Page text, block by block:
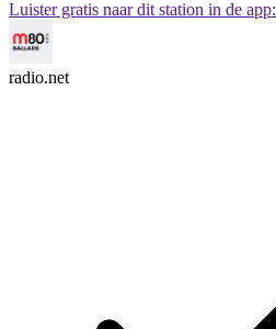
Luister gratis naar dit station in de app:
radio.net